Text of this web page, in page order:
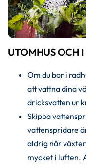
UTOMHUS OCH
Om du bor i
att vattna dina
dricksvatten ur
Skippa
vattenspridare
aldrig når
mycket i luften.